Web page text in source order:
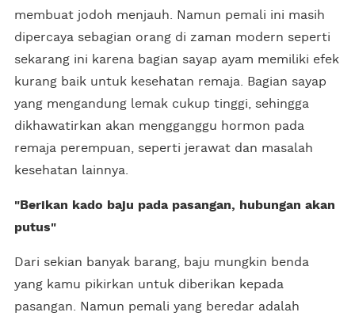
membuat jodoh menjauh. Namun pemali ini masih
dipercaya sebagian orang di zaman modern seperti
sekarang ini karena bagian sayap ayam memiliki efek
kurang baik untuk kesehatan remaja. Bagian sayap
yang mengandung lemak cukup tinggi, sehingga
dikhawatirkan akan mengganggu hormon pada
remaja perempuan, seperti jerawat dan masalah
kesehatan lainnya.
"Berikan kado baju pada pasangan, hubungan akan
putus"
Dari sekian banyak barang, baju mungkin benda
yang kamu pikirkan untuk diberikan kepada
pasangan. Namun pemali yang beredar adalah